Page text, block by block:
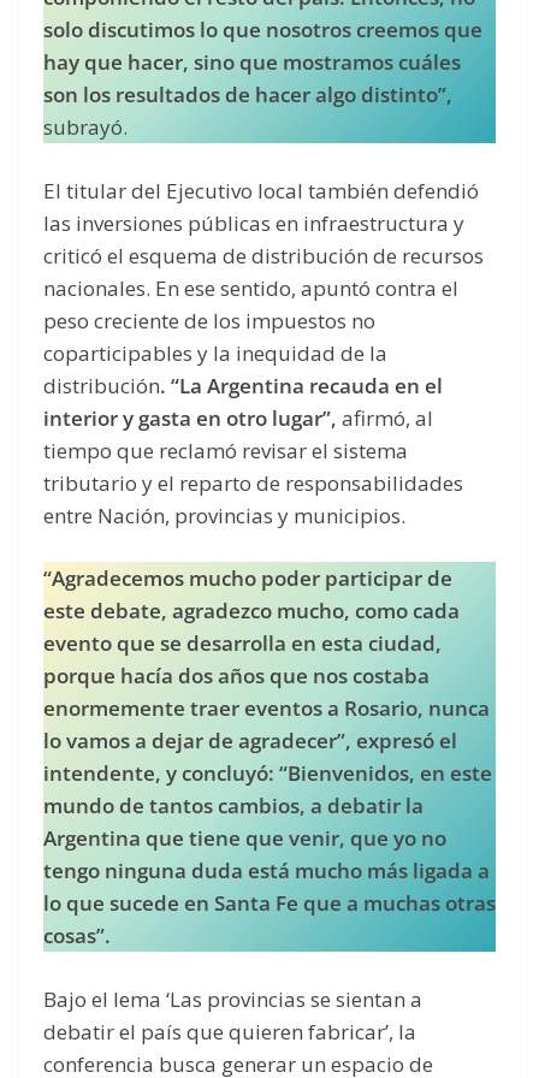
solo discutimos lo que nosotros creemos que
hay que hacer, sino que mostramos cuáles
son los resultados de hacer algo distinto”,
subrayó.
El titular del Ejecutivo local también defendió
las inversiones públicas en infraestructura y
criticó el esquema de distribución de recursos
nacionales. En ese sentido, apuntó contra el
peso creciente de los impuestos no
coparticipables y la inequidad de la
distribución. “La Argentina recauda en el
interior y gasta en otro lugar”, afirmó, al
tiempo que reclamó revisar el sistema
tributario y el reparto de responsabilidades
entre Nación, provincias y municipios.
“Agradecemos mucho poder participar de
este debate, agradezco mucho, como cada
evento que se desarrolla en esta ciudad,
porque hacía dos años que nos costaba
enormemente traer eventos a Rosario, nunca
lo vamos a dejar de agradecer”, expresó el
intendente, y concluyó: “Bienvenidos, en este
mundo de tantos cambios, a debatir la
Argentina que tiene que venir, que yo no
tengo ninguna duda está mucho más ligada a
lo que sucede en Santa Fe que a muchas otras
cosas”.
Bajo el lema ‘Las provincias se sientan a
debatir el país que quieren fabricar’, la
conferencia busca generar un espacio de